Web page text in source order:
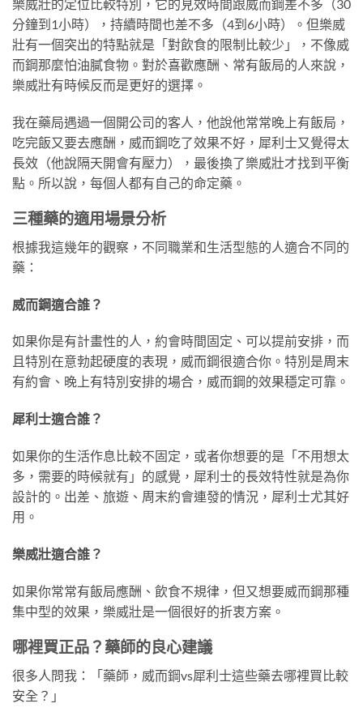
樂威壯的定位比較特別，它的見效時間跟威而鋼差不多（30
分鐘到1小時），持續時間也差不多（4到6小時）。但樂威
壯有一個突出的特點就是「對飲食的限制比較少」，不像威
而鋼那麼怕油膩食物。對於喜歡應酬、常有飯局的人來說，
樂威壯有時候反而是更好的選擇。
我在藥局遇過一個開公司的客人，他說他常常晚上有飯局，
吃完飯又要去應酬，威而鋼吃了效果不好，犀利士又覺得太
長效（他說隔天開會有壓力），最後換了樂威壯才找到平衡
點。所以說，每個人都有自己的命定藥。
三種藥的適用場景分析
根據我這幾年的觀察，不同職業和生活型態的人適合不同的
藥：
威而鋼適合誰？
如果你是有計畫性的人，約會時間固定、可以提前安排，而
且特別在意勃起硬度的表現，威而鋼很適合你。特別是周末
有約會、晚上有特別安排的場合，威而鋼的效果穩定可靠。
犀利士適合誰？
如果你的生活作息比較不固定，或者你想要的是「不用想太
多，需要的時候就有」的感覺，犀利士的長效特性就是為你
設計的。出差、旅遊、周末約會連發的情況，犀利士尤其好
用。
樂威壯適合誰？
如果你常常有飯局應酬、飲食不規律，但又想要威而鋼那種
集中型的效果，樂威壯是一個很好的折衷方案。
哪裡買正品？藥師的良心建議
很多人問我：「藥師，威而鋼vs犀利士這些藥去哪裡買比較
安全？」